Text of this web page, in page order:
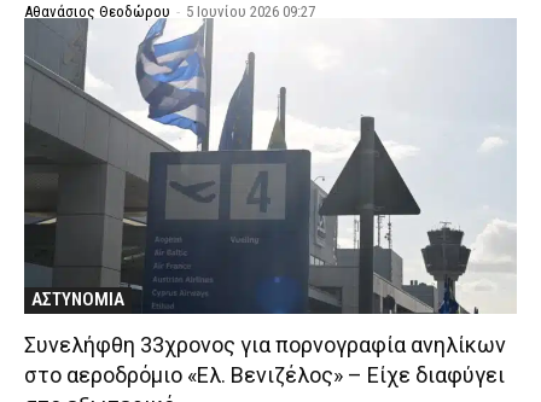
Αθανάσιος Θεοδώρου - 5 Ιουνίου 2026 09:27
ΑΣΤΥΝΟΜΙΑ
Συνελήφθη 33χρονος για πορνογραφία ανηλίκων
στο αεροδρόμιο «Ελ. Βενιζέλος» – Είχε διαφύγει